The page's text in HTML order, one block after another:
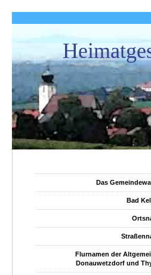
Das
Bad
Flurnamen der
Donauwetzdorf und